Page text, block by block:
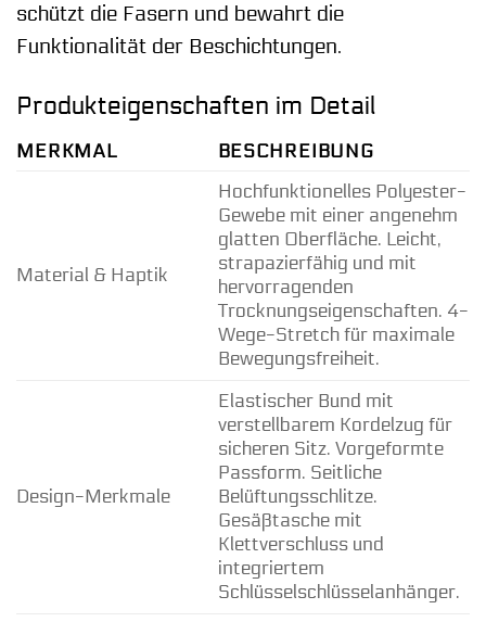
schützt die Fasern und bewahrt die
Funktionalität der Beschichtungen.
Produkteigenschaften im Detail
MERKMAL BESCHREIBUNG
Material & Haptik
Hochfunktionelles Polyester-
Gewebe mit einer angenehm
glatten Oberfläche. Leicht,
strapazierfähig und mit
hervorragenden
Trocknungseigenschaften. 4-
Wege-Stretch für maximale
Bewegungsfreiheit.
Design-Merkmale
Elastischer Bund mit
verstellbarem Kordelzug für
sicheren Sitz. Vorgeformte
Passform. Seitliche
Belüftungsschlitze.
Gesäßtasche mit
Klettverschluss und
integriertem
Schlüsselschlüsselanhänger.